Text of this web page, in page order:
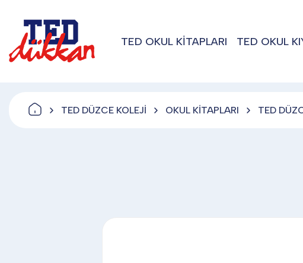
TED OKUL KİTAPLARI TED OKUL
TED DÜZCE KOLEJİ OKUL KİTAPLARI TED